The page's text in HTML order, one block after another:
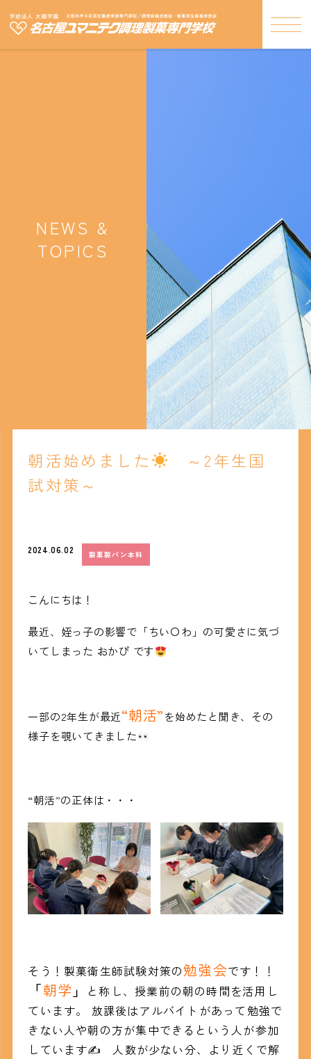
NEWS &
TOPICS
朝活始めました
～2年生国
試対策～
2024.06.02 製菓製パン本科
こんにちは！
最近、姪っ子の影響で「ちい〇わ」の可愛さに気づ
いてしまった おかぴ です
一部の2年生が最近“朝活”を始めたと聞き、その
様子を覗いてきました
“朝活”の正体は・・・
そう！製菓衛生師試験対策の勉強会です！！
「朝学 」
と称し、授業前の朝の時間を活用し
ています。 放課後はアルバイトがあって勉強で
きない人や朝の方が集中できるという人が参加
しています✍
人数が少ない分、より近くで解